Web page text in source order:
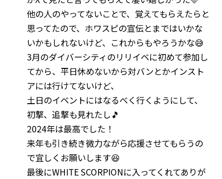
他の人のやってないことで、覚えてもらえたらと
思ってたので、ホワスピの宣伝とまではいかな
いかもしれないけど、これからもやろうかな😅
3月のダイバーシティのリリイベに初めて参加し
てから、平日休めないから対バンとかインスト
アには行けてないけど、
土日のイベントにはなるべく行くようにして、
初撃、追撃も見れたし🎵
2024年は最高でした！
来年も引き続き微力ながら応援させてもらうの
で宜しくお願いします😆
最後にWHITE SCORPIONに入ってくれてありが